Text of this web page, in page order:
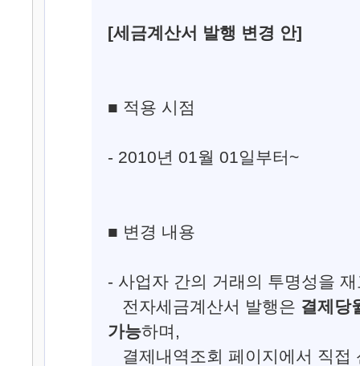
[세금계산서 발행 변경 안]
■ 적용 시점
- 2010년 01월 01일부터~
■ 변경 내용
- 사업자 간의 거래의 투명성을
전자세금계산서 발행은 결제당
가능하며,
결제내역조회 페이지에서 직접